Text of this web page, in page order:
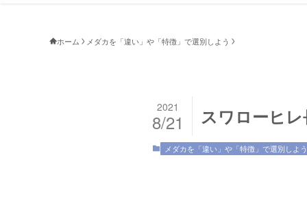
ホーム メダカを「違い」や「特徴」で選別しよう
スワローヒ
2021
8/21
メダカを「違い」や「特徴」で選別しよう